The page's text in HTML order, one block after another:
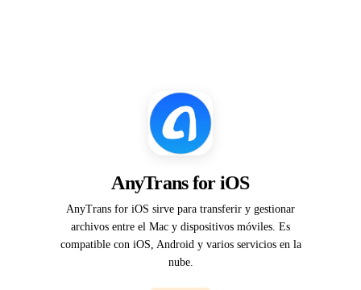
AnyTrans for iOS
AnyTrans for iOS sirve para transferir y gestionar
archivos entre el Mac y dispositivos móviles. Es
compatible con iOS, Android y varios servicios en la
nube.